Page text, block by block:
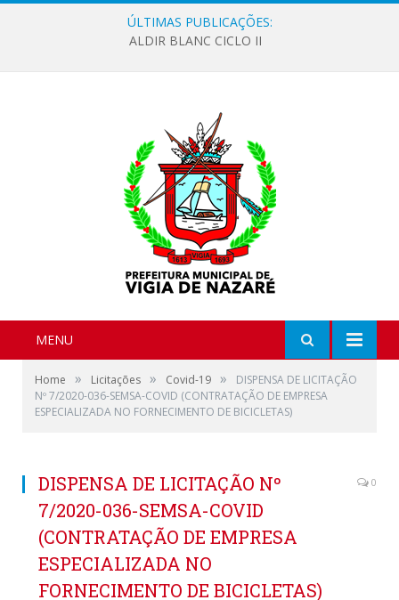
ÚLTIMAS PUBLICAÇÕES:
ALDIR BLANC CICLO II
MENU
Home » Licitações » Covid-19 »
DISPENSA DE LICITAÇÃO
Nº 7/2020-036-SEMSA-COVID (CONTRATAÇÃO DE EMPRESA
ESPECIALIZADA NO FORNECIMENTO DE BICICLETAS)
DISPENSA DE LICITAÇÃO Nº
7/2020-036-SEMSA-COVID
(CONTRATAÇÃO DE EMPRESA
ESPECIALIZADA NO
FORNECIMENTO DE BICICLETAS)
0